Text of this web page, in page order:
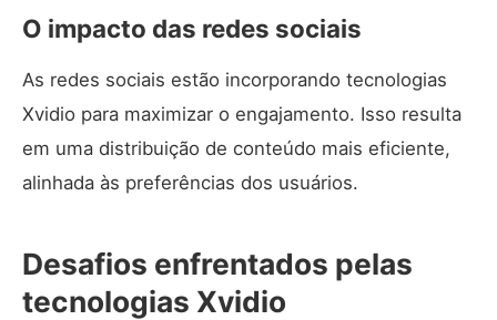
O impacto das redes sociais
As redes sociais estão incorporando tecnologias
Xvidio para maximizar o engajamento. Isso resulta
em uma distribuição de conteúdo mais eficiente,
alinhada às preferências dos usuários.
Desafios enfrentados pelas
tecnologias Xvidio